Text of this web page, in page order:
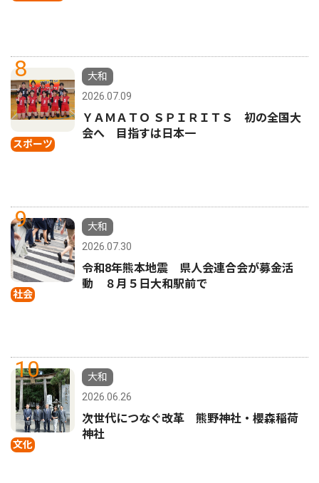
8
スポーツ
大和
2026.07.09
ＹＡＭＡＴＯ ＳＰＩＲＩＴＳ 初の全国大
会へ 目指すは日本一
9
社会
大和
2026.07.30
令和8年熊本地震 県人会連合会が募金活
動 ８月５日大和駅前で
10
文化
大和
2026.06.26
次世代につなぐ改革 熊野神社・櫻森稲荷
神社